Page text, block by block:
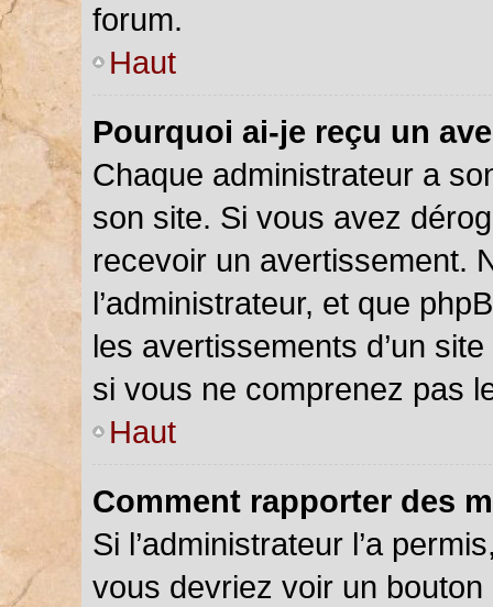
forum.
Haut
Pourquoi ai-je reçu un
Chaque administrateur a
son site. Si vous avez
recevoir un avertissement.
l’administrateur, et que
les avertissements d’un
si vous ne comprenez pas
Haut
Comment rapporter des
Si l’administrateur l’a
vous devriez voir un